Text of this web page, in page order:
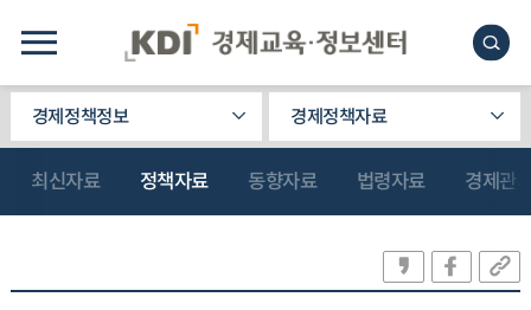
경제정책정보 경제정책자료
최신자료 정책자료 동향자료 법령자료 경제관